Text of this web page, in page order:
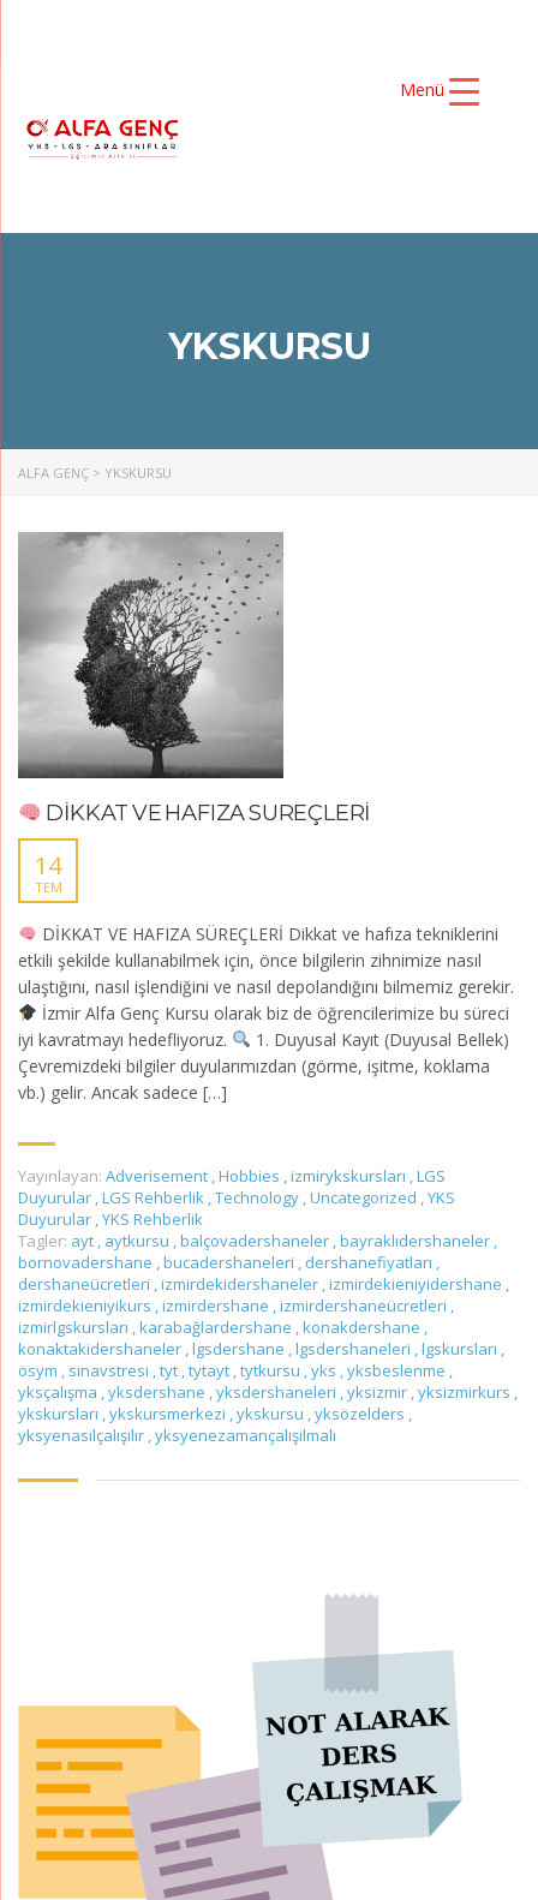
Menü
YKSKURSU
ALFA GENÇ > YKSKURSU
DİKKAT VE HAFIZA SÜREÇLERİ
14
TEM
DİKKAT VE HAFIZA SÜREÇLERİ Dikkat ve hafıza tekniklerini
etkili şekilde kullanabilmek için, önce bilgilerin zihnimize nasıl
ulaştığını, nasıl işlendiğini ve nasıl depolandığını bilmemiz gerekir.
İzmir Alfa Genç Kursu olarak biz de öğrencilerimize bu süreci
iyi kavratmayı hedefliyoruz.
1. Duyusal Kayıt (Duyusal Bellek)
Çevremizdeki bilgiler duyularımızdan (görme, işitme, koklama
vb.) gelir. Ancak sadece […]
Yayınlayan: Adverisement ,Hobbies ,izmirykskursları ,LGS
Duyurular ,LGS Rehberlik ,Technology ,Uncategorized ,YKS
Duyurular ,YKS Rehberlik
Tagler: ayt , aytkursu ,balçovadershaneler ,bayraklıdershaneler ,
bornovadershane ,bucadershaneleri , dershanefiyatları ,
dershaneücretleri ,izmirdekidershaneler ,izmirdekieniyidershane ,
izmirdekieniyikurs ,izmirdershane ,izmirdershaneücretleri ,
izmirlgskursları ,karabağlardershane ,konakdershane ,
konaktakidershaneler ,lgsdershane ,lgsdershaneleri ,lgskursları ,
ösym , sınavstresi ,tyt ,tytayt ,tytkursu ,yks ,yksbeslenme ,
yksçalışma ,yksdershane ,yksdershaneleri ,yksizmir ,yksizmirkurs ,
ykskursları ,ykskursmerkezi ,ykskursu ,yksözelders ,
yksyenasılçalışılır ,yksyenezamançalışılmalı